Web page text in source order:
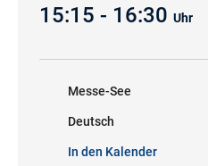
15:15 - 16:30 Uhr
Messe-See
Deutsch
In den Kalender